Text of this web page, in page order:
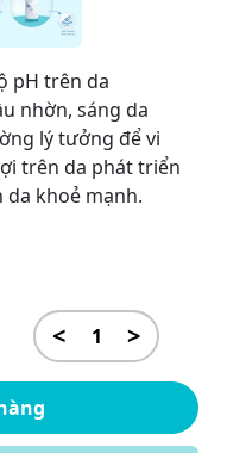
pH trên da
nhờn, sáng da
lý tưởng để vi
trên da phát triển
da khoẻ mạnh.
< >